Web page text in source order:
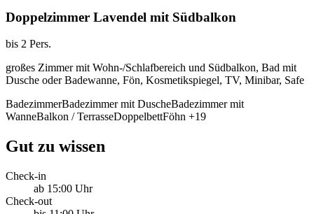
Doppelzimmer Lavendel mit Südbalkon
bis 2 Pers.
großes Zimmer mit Wohn-/Schlafbereich und Südbalkon, Bad mit
Dusche oder Badewanne, Fön, Kosmetikspiegel, TV, Minibar, Safe
BadezimmerBadezimmer mit DuscheBadezimmer mit
WanneBalkon / TerrasseDoppelbettFöhn +19
Gut zu wissen
Check-in
ab 15:00 Uhr
Check-out